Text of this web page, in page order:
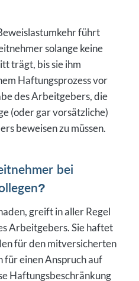
führt
solange keine
trägt, bis sie ihm
Haftungsprozess vor
des Arbeitgebers, die
(oder gar vorsätzliche)
beweisen zu müssen.
bei
greift in aller Regel
Arbeitgebers. Sie haftet
für den mitversicherten
für einen Anspruch auf
Haftungsbeschränkung